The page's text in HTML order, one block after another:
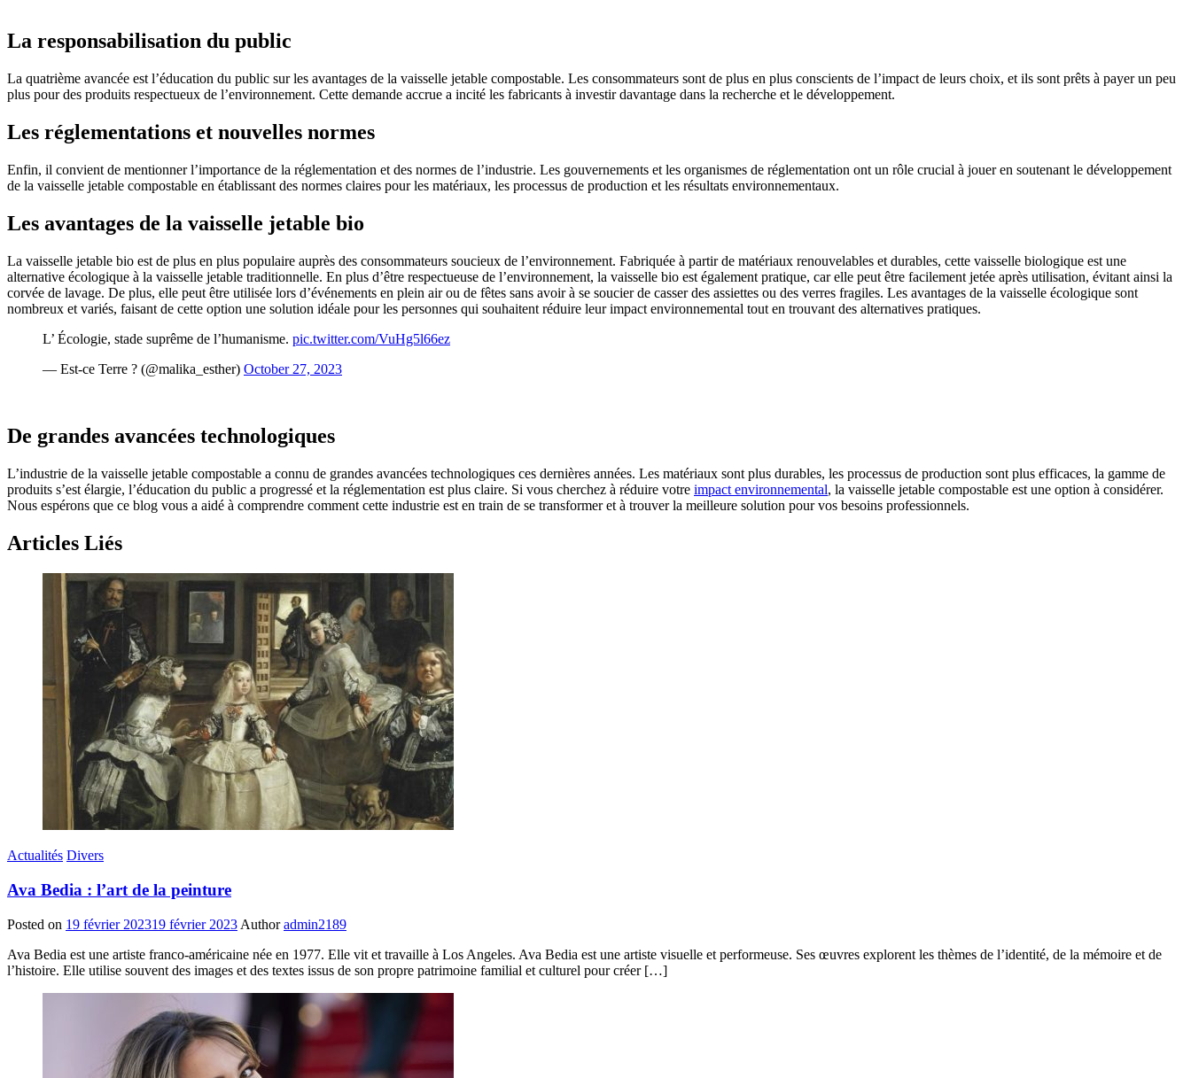
La responsabilisation du public
La quatrième avancée est l’éducation du public sur les avantages de la vaisselle jetable compostable. Les consommateurs sont de plus en plus conscients de l’impact de leurs choix, et ils sont prêts à payer un peu
plus pour des produits respectueux de l’environnement. Cette demande accrue a incité les fabricants à investir davantage dans la recherche et le développement.
Les réglementations et nouvelles normes
Enfin, il convient de mentionner l’importance de la réglementation et des normes de l’industrie. Les gouvernements et les organismes de réglementation ont un rôle crucial à jouer en soutenant le développement
de la vaisselle jetable compostable en établissant des normes claires pour les matériaux, les processus de production et les résultats environnementaux.
Les avantages de la vaisselle jetable bio
La vaisselle jetable bio est de plus en plus populaire auprès des consommateurs soucieux de l’environnement. Fabriquée à partir de matériaux renouvelables et durables, cette vaisselle biologique est une
alternative écologique à la vaisselle jetable traditionnelle. En plus d’être respectueuse de l’environnement, la vaisselle bio est également pratique, car elle peut être facilement jetée après utilisation, évitant ainsi la
corvée de lavage. De plus, elle peut être utilisée lors d’événements en plein air ou de fêtes sans avoir à se soucier de casser des assiettes ou des verres fragiles. Les avantages de la vaisselle écologique sont
nombreux et variés, faisant de cette option une solution idéale pour les personnes qui souhaitent réduire leur impact environnemental tout en trouvant des alternatives pratiques.
L’ Écologie, stade suprême de l’humanisme. pic.twitter.com/VuHg5l66ez
— Est-ce Terre ? (@malika_esther) October 27, 2023
De grandes avancées technologiques
L’industrie de la vaisselle jetable compostable a connu de grandes avancées technologiques ces dernières années. Les matériaux sont plus durables, les processus de production sont plus efficaces, la gamme de
produits s’est élargie, l’éducation du public a progressé et la réglementation est plus claire. Si vous cherchez à réduire votre impact environnemental, la vaisselle jetable compostable est une option à considérer.
Nous espérons que ce blog vous a aidé à comprendre comment cette industrie est en train de se transformer et à trouver la meilleure solution pour vos besoins professionnels.
Articles Liés
Actualités Divers
Ava Bedia : l’art de la peinture
Posted on 19 février 202319 février 2023 Author admin2189
Ava Bedia est une artiste franco-américaine née en 1977. Elle vit et travaille à Los Angeles. Ava Bedia est une artiste visuelle et performeuse. Ses œuvres explorent les thèmes de l’identité, de la mémoire et de
l’histoire. Elle utilise souvent des images et des textes issus de son propre patrimoine familial et culturel pour créer […]